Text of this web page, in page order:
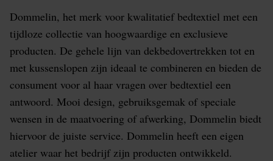
Dommelin, het merk voor kwalitatief bedtextiel met een
tijdloze collectie van hoogwaardige en exclusieve
producten. De gehele lijn van dekbedovertrekken tot en
met kussenslopen zijn ideaal te combineren en bieden de
consument voor al haar vragen over bedtextiel een
antwoord. Mooi design, gebruiksgemak of speciale
wensen in de maatvoering of afwerking, Dommelin biedt
hiervoor de juiste service. Dommelin heeft een eigen
atelier waar het bedrijf zijn producten ontwikkeld.